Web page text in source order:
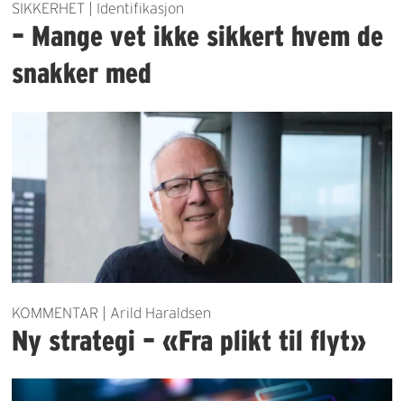
SIKKERHET | Identifikasjon
– Mange vet ikke sikkert hvem de
snakker med
KOMMENTAR | Arild Haraldsen
Ny strategi – «Fra plikt til flyt»